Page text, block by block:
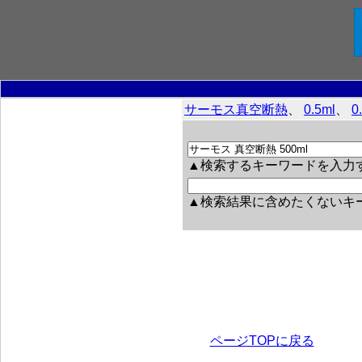
サーモス真空断熱 0.5ml
▲検索するキーワードを入力
▲検索結果に含めたくないキ
ページTOPに戻る